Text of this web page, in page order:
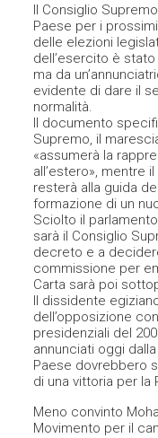
Il Consiglio
Paese per i
delle elezioni
dell’esercito è
ma da
evidente di dare il
normalità.
Il documento
Supremo, il
«assumerà la
all’estero», mentre
resterà alla guida
formazione di un
Sciolto il
sarà il Consiglio
decreto e a
commissione per
Carta sarà poi
Il dissidente
dell’opposizione
presidenziali del
annunciati oggi
Paese dovrebbero
di una vittoria per la
Meno convinto
Movimento per il